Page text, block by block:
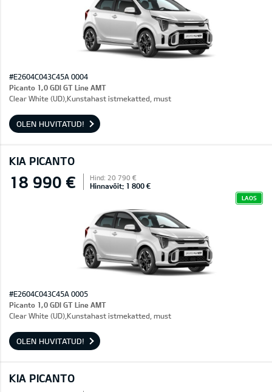
#E2604C043C45A 0004
Picanto 1,0 GDI GT Line AMT
Clear White (UD),Kunstahast istmekatted, must
OLEN HUVITATUD!
KIA PICANTO
18 990 € Hind: 20 790 €
Hinnavõit: 1 800 €
LAOS
#E2604C043C45A 0005
Picanto 1,0 GDI GT Line AMT
Clear White (UD),Kunstahast istmekatted, must
OLEN HUVITATUD!
KIA PICANTO